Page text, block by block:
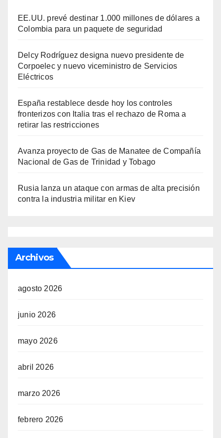
EE.UU. prevé destinar 1.000 millones de dólares a
Colombia para un paquete de seguridad
Delcy Rodríguez designa nuevo presidente de
Corpoelec y nuevo viceministro de Servicios
Eléctricos
España restablece desde hoy los controles
fronterizos con Italia tras el rechazo de Roma a
retirar las restricciones
Avanza proyecto de Gas de Manatee de Compañía
Nacional de Gas de Trinidad y Tobago
Rusia lanza un ataque con armas de alta precisión
contra la industria militar en Kiev
Archivos
agosto 2026
junio 2026
mayo 2026
abril 2026
marzo 2026
febrero 2026